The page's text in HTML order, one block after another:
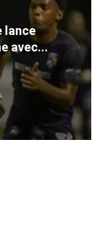
lance
avec...